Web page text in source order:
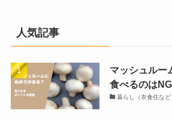
人気記事
マッシュルー
食べるのは
暮らし（衣食住など